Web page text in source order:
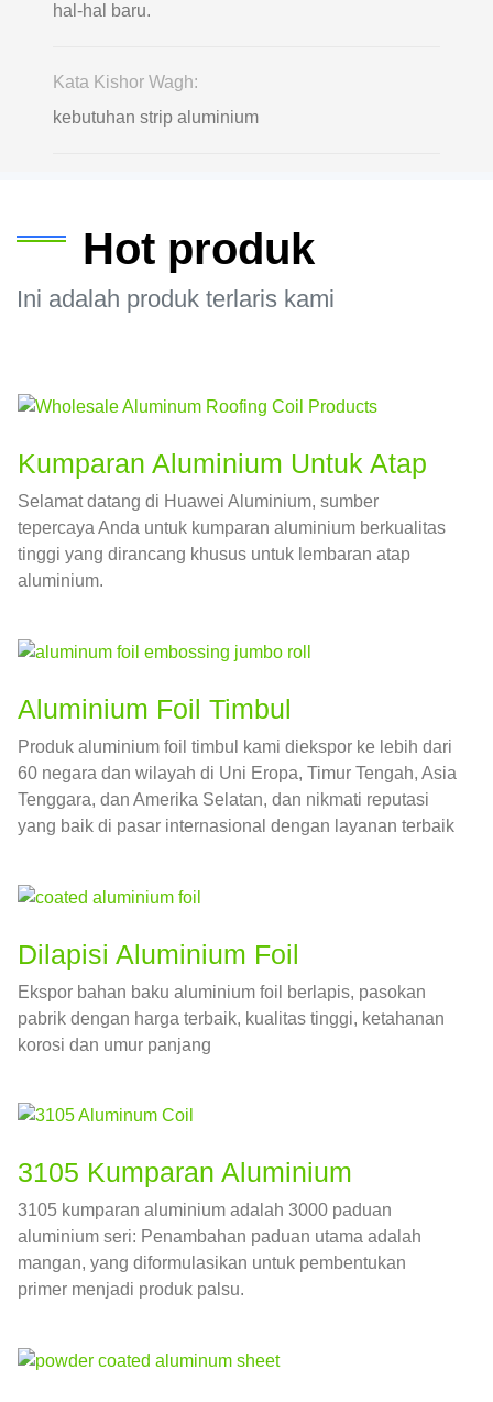
hal-hal baru.
Kata Kishor Wagh:
kebutuhan strip aluminium
Hot produk
Ini adalah produk terlaris kami
Kumparan Aluminium Untuk Atap
Selamat datang di Huawei Aluminium, sumber
tepercaya Anda untuk kumparan aluminium berkualitas
tinggi yang dirancang khusus untuk lembaran atap
aluminium.
Aluminium Foil Timbul
Produk aluminium foil timbul kami diekspor ke lebih dari
60 negara dan wilayah di Uni Eropa, Timur Tengah, Asia
Tenggara, dan Amerika Selatan, dan nikmati reputasi
yang baik di pasar internasional dengan layanan terbaik
Dilapisi Aluminium Foil
Ekspor bahan baku aluminium foil berlapis, pasokan
pabrik dengan harga terbaik, kualitas tinggi, ketahanan
korosi dan umur panjang
3105 Kumparan Aluminium
3105 kumparan aluminium adalah 3000 paduan
aluminium seri: Penambahan paduan utama adalah
mangan, yang diformulasikan untuk pembentukan
primer menjadi produk palsu.